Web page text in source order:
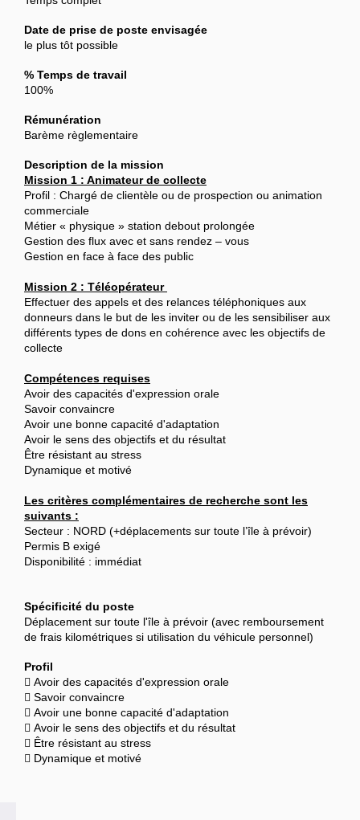
Date de prise de poste envisagée
le plus tôt possible
% Temps de travail
100%
Rémunération
Barème règlementaire
Description de la mission
Mission 1 : Animateur de collecte
Profil : Chargé de clientèle ou de prospection ou animation
commerciale
Métier « physique » station debout prolongée
Gestion des flux avec et sans rendez – vous
Gestion en face à face des public
Mission 2 : Téléopérateur
Effectuer des appels et des relances téléphoniques aux
donneurs dans le but de les inviter ou de les sensibiliser aux
différents types de dons en cohérence avec les objectifs de
collecte
Compétences requises
Avoir des capacités d'expression orale
Savoir convaincre
Avoir une bonne capacité d'adaptation
Avoir le sens des objectifs et du résultat
Être résistant au stress
Dynamique et motivé
Les critères complémentaires de recherche sont les
suivants :
Secteur : NORD (+déplacements sur toute l’île à prévoir)
Permis B exigé
Disponibilité : immédiat
Spécificité du poste
Déplacement sur toute l'île à prévoir (avec remboursement
de frais kilométriques si utilisation du véhicule personnel)
Profil
 Avoir des capacités d'expression orale
 Savoir convaincre
 Avoir une bonne capacité d'adaptation
 Avoir le sens des objectifs et du résultat
 Être résistant au stress
 Dynamique et motivé